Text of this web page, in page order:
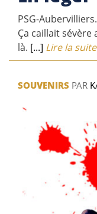
PSG-
Ça caillait sévère
là. [...] Lire la suite
SOUVENIRS PAR